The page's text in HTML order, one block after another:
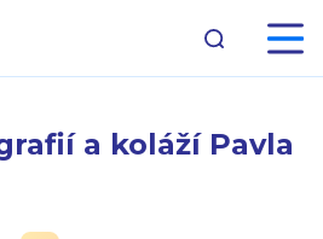
a koláží Pavla